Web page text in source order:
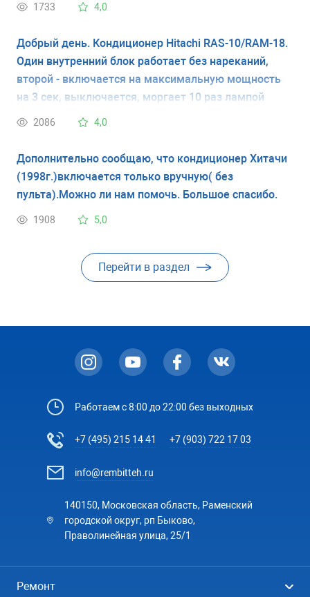
1733 4,0
Добрый день. Кондиционер Hitachi RAS-10/RAM-18.
Один внутренний блок работает без нареканий,
второй - включается на максимальную мощность
на 3 сек, выключается, моргает 10 раз лампой
таймера, ещё раз включается на 3 сек и всё...
2086 4,0
Дополнительно сообщаю, что кондиционер Хитачи
(1998г.)включается только вручную( без
пульта).Можно ли нам помочь. Большое спасибо.
1908 5,0
Перейти в раздел
Работаем с 8:00 до 22:00 без выходных
+7 (495) 215 14 41 +7 (903) 722 17 03
info@rembitteh.ru
140150, Московская область, Раменский
городской округ, рп Быково,
Праволинейная улица, 25/1
Ремонт